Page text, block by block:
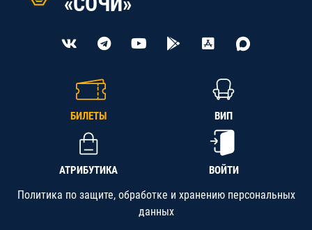
БИЛЕТЫ ВИП
АТРИБУТИКА ВОЙТИ
Политика по защите, обработке и хранению персональных
данных